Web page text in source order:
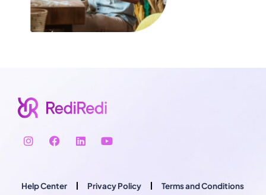
Help Center Privacy Policy Terms and Conditions